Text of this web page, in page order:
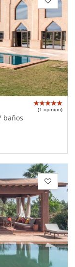
(1 opinion)
baños